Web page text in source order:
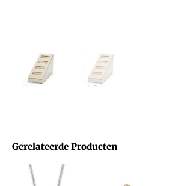
Gerelateerde Producten